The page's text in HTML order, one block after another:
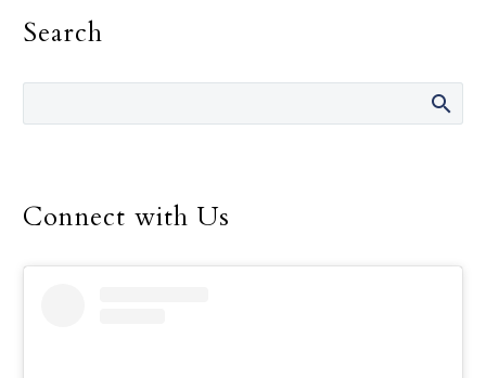
Herrera-Guzman
Ministerio Pastoral,
graduados el 11 de mayo.
Search
Connect with Us